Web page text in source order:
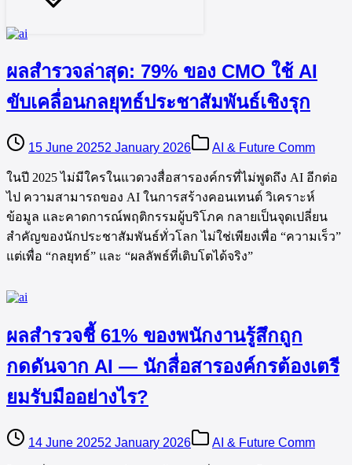
ผลสำรวจล่าสุด: 79% ของ CMO ใช้ AI
ขับเคลื่อนกลยุทธ์ประชาสัมพันธ์เชิงรุก
15 June 20252 January 2026 AI & Future Comm
ในปี 2025 ไม่มีใครในแวดวงสื่อสารองค์กรที่ไม่พูดถึง AI อีกต่อ
ไป ความสามารถของ AI ในการสร้างคอนเทนต์ วิเคราะห์
ข้อมูล และคาดการณ์พฤติกรรมผู้บริโภค กลายเป็นจุดเปลี่ยน
สำคัญของนักประชาสัมพันธ์ทั่วโลก ไม่ใช่เพียงเพื่อ “ความเร็ว”
แต่เพื่อ “กลยุทธ์” และ “ผลลัพธ์ที่เติบโตได้จริง”
ผลสำรวจชี้ 61% ของพนักงานรู้สึกถูก
กดดันจาก AI — นักสื่อสารองค์กรต้องเตรี
ยมรับมืออย่างไร?
14 June 20252 January 2026 AI & Future Comm